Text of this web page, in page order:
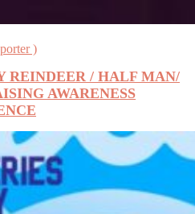
)
REINDEER / HALF MAN/
AWARENESS